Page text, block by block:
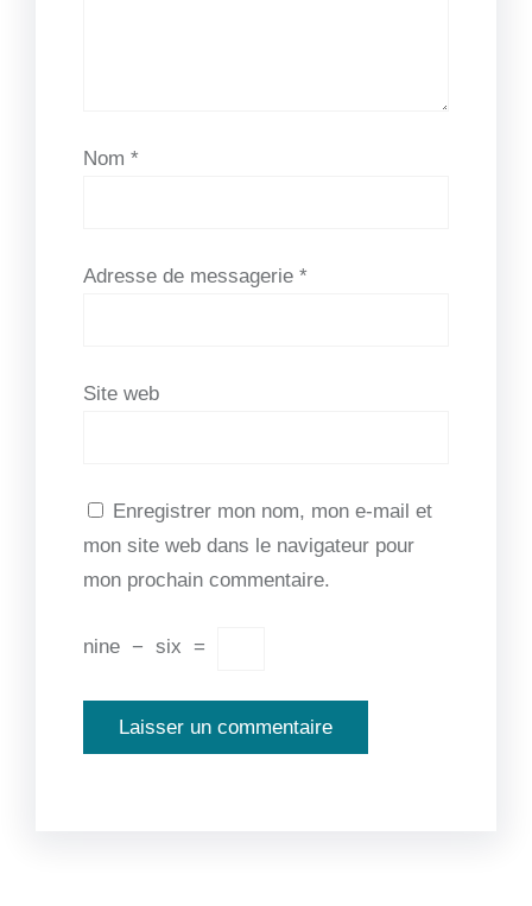
Nom *
Adresse de messagerie *
Site web
Enregistrer mon nom, mon e-mail et
mon site web dans le navigateur pour
mon prochain commentaire.
nine − six =